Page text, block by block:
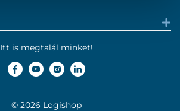
Itt is megtalál minket!
© 2026 Logishop